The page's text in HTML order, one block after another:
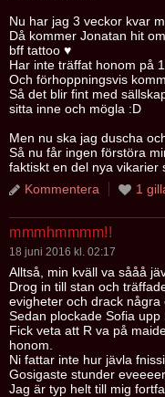
Nu har jag 3 veckor kvar
Då kommer Jonatan hit
bff tattoo ♥
Har inte träffat honom på
Och förhoppningsvis
Så det blir fint med
sitta inne och mögla :D
Men nu ska jag duscha
Så nu får ingen förstöra
faktiskt en del nya vikarier
Kommentera
1
mmmhmmmm!!
18 juni 2016 kl. 02:17
Alltså, min kväll va sååå
Drog in till stan och
evigheter och drack några
Sedan plockade Sofia upp
Fick veta att R va på
honom.
Ni fattar inte hur jävla
Gosigaste stunder
Jag är typ helt till mig